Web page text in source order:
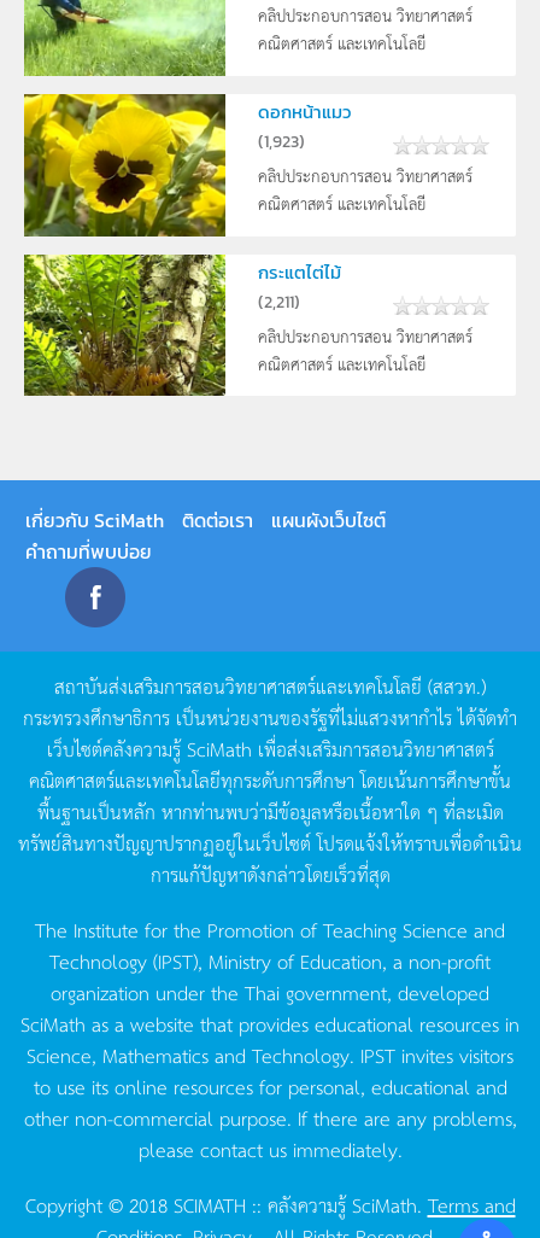
คลิปประกอบการสอน วิทยาศาสตร์
คณิตศาสตร์ และเทคโนโลยี
ดอกหน้าแมว
(1,923)
คลิปประกอบการสอน วิทยาศาสตร์
คณิตศาสตร์ และเทคโนโลยี
กระแตไต่ไม้
(2,211)
คลิปประกอบการสอน วิทยาศาสตร์
คณิตศาสตร์ และเทคโนโลยี
เกี่ยวกับ SciMath ติดต่อเรา
แผนผังเว็บไซต์
คำถามที่พบบ่อย
สถาบันส่งเสริมการสอนวิทยาศาสตร์และเทคโนโลยี (สสวท.)
กระทรวงศึกษาธิการ เป็นหน่วยงานของรัฐที่ไม่แสวงหากำไรได้จัดทำ
เว็บไซต์คลังความรู้SciMath เพื่อส่งเสริมการสอนวิทยาศาสตร์
คณิตศาสตร์และเทคโนโลยีทุกระดับการศึกษา โดยเน้นการศึกษาขั้น
พื้นฐานเป็นหลัก หากท่านพบว่ามีข้อมูลหรือเนื้อหาใด ๆ ที่ละเมิด
ทรัพย์สินทางปัญญาปรากฏอยู่ในเว็บไซต์โปรดแจ้งให้ทราบเพื่อดำเนิน
การแก้ปัญหาดังกล่าวโดยเร็วที่สุด
The Institute for the Promotion of Teaching Science and
Technology (IPST), Ministry of Education, a non-profit
organization under the Thai government, developed
SciMath as a website that provides educational resources in
Science, Mathematics and Technology. IPST invites visitors
to use its online resources for personal, educational and
other non-commercial purpose. If there are any problems,
please contact us immediately.
Copyright © 2018 SCIMATH :: คลังความรู้ SciMath.Terms and